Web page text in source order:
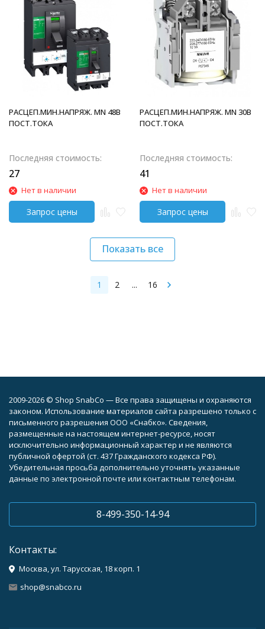
РАСЦЕП.МИН.НАПРЯЖ. MN 48В
ПОСТ.ТОКА
Последняя стоимость:
27
Нет в наличии
РАСЦЕП.МИН.НАПРЯЖ. MN 30В
ПОСТ.ТОКА
Последняя стоимость:
41
Нет в наличии
Показать все
1 2 ... 16
2009-2026 © Shop SnabCo — Все права защищены и охраняются
законом. Использование материалов сайта разрешено только с
письменного разрешения ООО «Снабко». Сведения,
размещенные на настоящем интернет-ресурсе, носят
исключительно информационный характер и не являются
публичной офертой (ст. 437 Гражданского кодекса РФ).
Убедительная просьба дополнительно уточнять указанные
данные по электронной почте или контактным телефонам.
8-499-350-14-94
Контакты:
Москва, ул. Тарусская, 18 корп. 1
shop@snabco.ru